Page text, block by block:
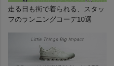
走る日も街で着られる、スタッ
フのランニングコーデ10選